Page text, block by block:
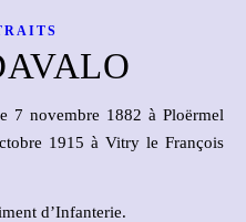
1915 à Vitry le François
d’Infanterie.